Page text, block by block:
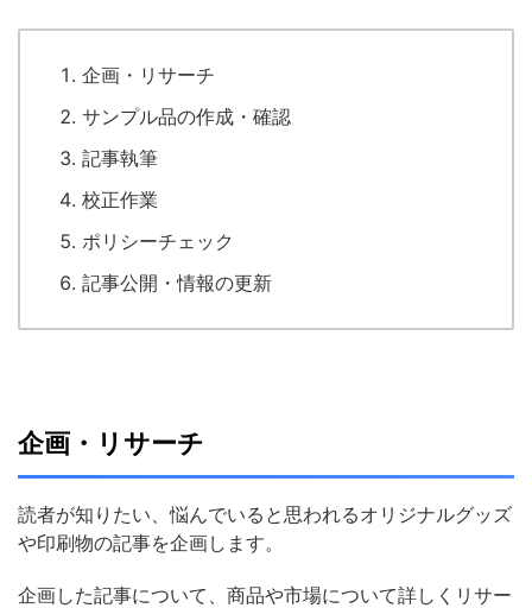
企画・リサーチ
サンプル品の作成・確認
記事執筆
校正作業
ポリシーチェック
記事公開・情報の更新
企画・リサーチ
読者が知りたい、悩んでいると思われるオリジナルグッズ
や印刷物の記事を企画します。
企画した記事について、商品や市場について詳しくリサー